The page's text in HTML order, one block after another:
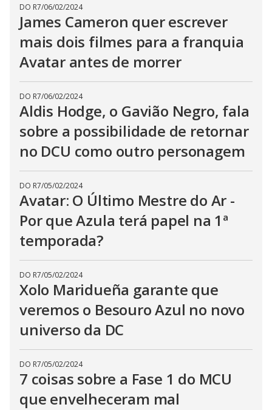
DO R7/06/02/2024
James Cameron quer escrever
mais dois filmes para a franquia
Avatar antes de morrer
DO R7/06/02/2024
Aldis Hodge, o Gavião Negro, fala
sobre a possibilidade de retornar
no DCU como outro personagem
DO R7/05/02/2024
Avatar: O Último Mestre do Ar -
Por que Azula terá papel na 1ª
temporada?
DO R7/05/02/2024
Xolo Maridueña garante que
veremos o Besouro Azul no novo
universo da DC
DO R7/05/02/2024
7 coisas sobre a Fase 1 do MCU
que envelheceram mal